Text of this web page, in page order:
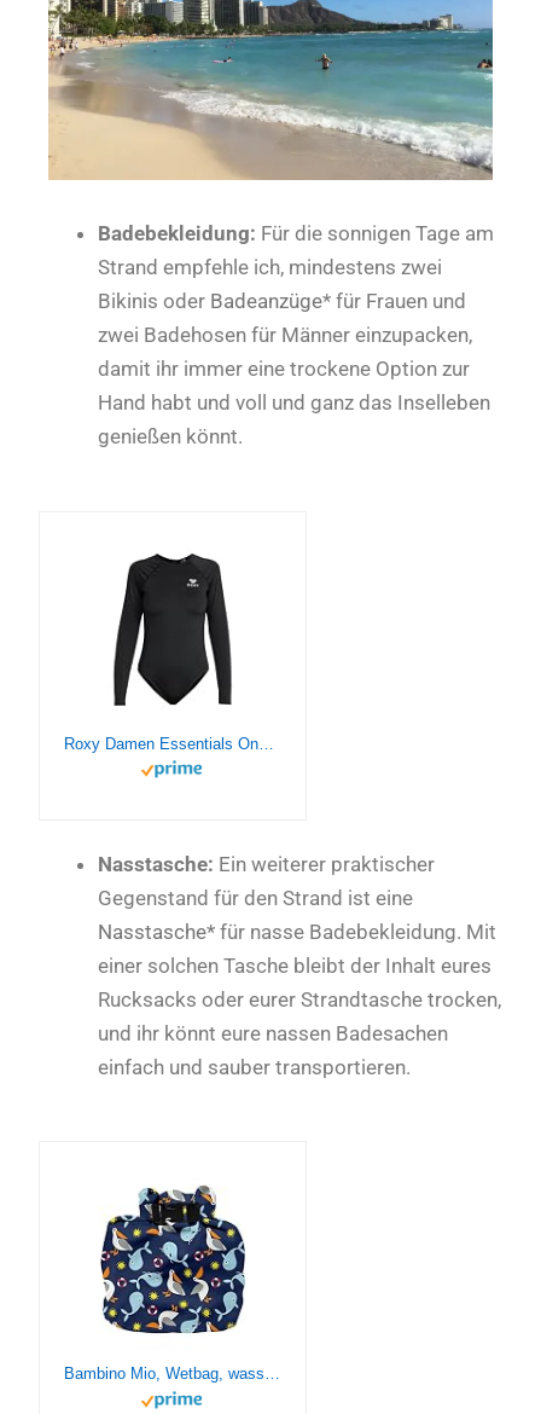
Badebekleidung: Für die sonnigen Tage am
Strand empfehle ich, mindestens zwei
Bikinis oder Badeanzüge* für Frauen und
zwei Badehosen für Männer einzupacken,
damit ihr immer eine trockene Option zur
Hand habt und voll und ganz das Inselleben
genießen könnt.
Nasstasche: Ein weiterer praktischer
Gegenstand für den Strand ist eine
Nasstasche* für nasse Badebekleidung. Mit
einer solchen Tasche bleibt der Inhalt eures
Rucksacks oder eurer Strandtasche trocken,
und ihr könnt eure nassen Badesachen
einfach und sauber transportieren.
Bambino Mio, Wetbag, wasserfeste Tasche für unterwegs